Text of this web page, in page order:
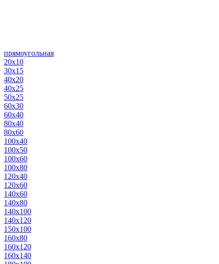
прямоугольная
20х10
30х15
40х20
40х25
50х25
60х30
60х40
80х40
80х60
100х40
100х50
100х60
100х80
120х40
120х60
140х60
140х80
140х100
140х120
150х100
160х80
160х120
160х140